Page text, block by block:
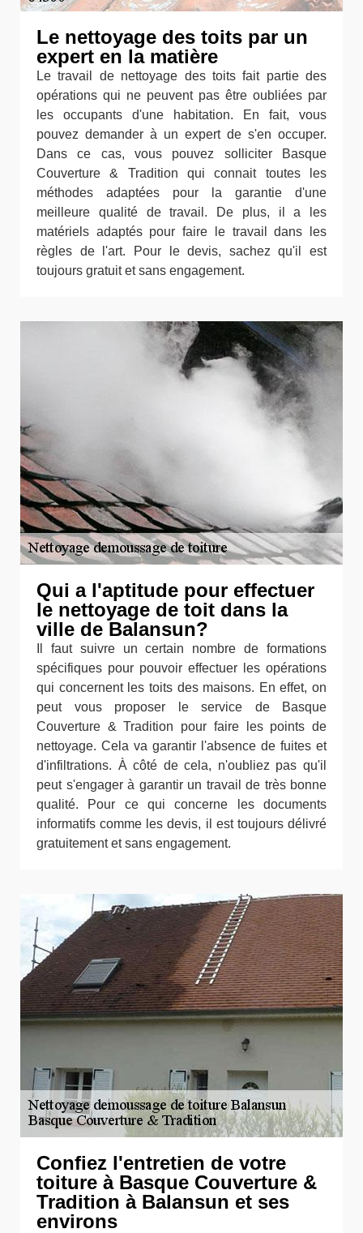
Le nettoyage des toits par un
expert en la matière
Le travail de nettoyage des toits fait partie des
opérations qui ne peuvent pas être oubliées par
les occupants d'une habitation. En fait, vous
pouvez demander à un expert de s'en occuper.
Dans ce cas, vous pouvez solliciter Basque
Couverture & Tradition qui connait toutes les
méthodes adaptées pour la garantie d'une
meilleure qualité de travail. De plus, il a les
matériels adaptés pour faire le travail dans les
règles de l'art. Pour le devis, sachez qu'il est
toujours gratuit et sans engagement.
Qui a l'aptitude pour effectuer
le nettoyage de toit dans la
ville de Balansun?
Il faut suivre un certain nombre de formations
spécifiques pour pouvoir effectuer les opérations
qui concernent les toits des maisons. En effet, on
peut vous proposer le service de Basque
Couverture & Tradition pour faire les points de
nettoyage. Cela va garantir l'absence de fuites et
d'infiltrations. À côté de cela, n'oubliez pas qu'il
peut s'engager à garantir un travail de très bonne
qualité. Pour ce qui concerne les documents
informatifs comme les devis, il est toujours délivré
gratuitement et sans engagement.
Confiez l'entretien de votre
toiture à Basque Couverture &
Tradition à Balansun et ses
environs